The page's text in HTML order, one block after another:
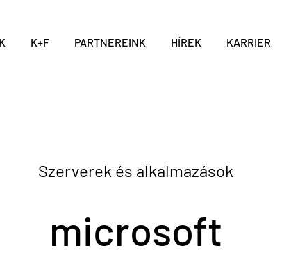
K+F PARTNEREINK HÍREK KARRIER
Szerverek és alkalmazások
microsoft